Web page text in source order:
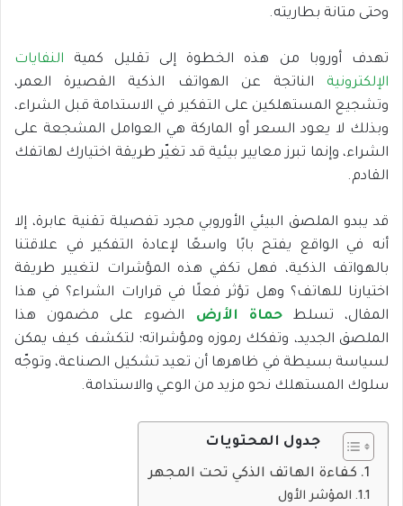
وحتى متانة بطاريته.
تهدف أوروبا من هذه الخطوة إلى تقليل كمية النفايات
الإلكترونية الناتجة عن الهواتف الذكية القصيرة العمر،
وتشجيع المستهلكين على التفكير في الاستدامة قبل الشراء،
وبذلك لا يعود السعر أو الماركة هي العوامل المشجعة على
الشراء، وإنما تبرز معايير بيئية قد تغيّر طريقة اختيارك لهاتفك
القادم.
قد يبدو الملصق البيئي الأوروبي مجرد تفصيلة تقنية عابرة، إلا
أنه في الواقع يفتح بابًا واسعًا لإعادة التفكير في علاقتنا
بالهواتف الذكية، فهل تكفي هذه المؤشرات لتغيير طريقة
اختيارنا للهاتف؟ وهل تؤثر فعلًا في قرارات الشراء؟ في هذا
المقال، تسلطحماة الأرض الضوء على مضمون هذا
الملصق الجديد، وتفكك رموزه ومؤشراته؛ لتكشف كيف يمكن
لسياسة بسيطة في ظاهرها أن تعيد تشكيل الصناعة، وتوجّه
سلوك المستهلك نحو مزيد من الوعي والاستدامة.
جدول المحتويات
كفاءة الهاتف الذكي تحت المجهر
المؤشر الأول